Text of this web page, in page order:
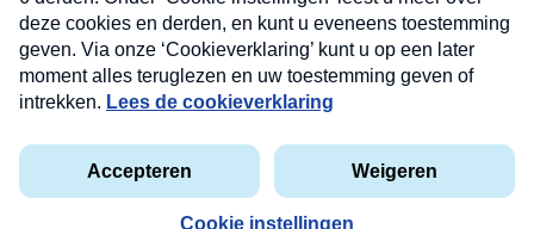
Privacyverklaring
Cookieverklaring
Kwetsbaarheid melden
Copyright © 2026 MAX Vandaag - Omroep MAX
Nieuwsbrief
Neem hier een gratis abonnement op onze
nieuwsbrief. Elke vrijdag- en dinsdagochtend in uw